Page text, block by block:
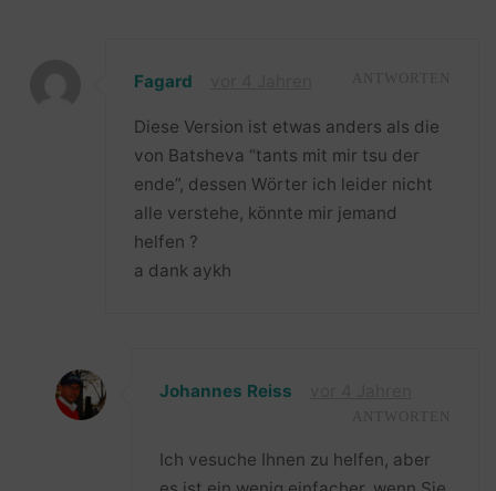
Fagard
Diese Version ist etwas anders als die
von Batsheva “tants mit mir tsu der
ende”, dessen Wörter ich leider nicht
alle verstehe, könnte mir jemand
helfen ?
a dank aykh
Johannes Reiss
Ich vesuche Ihnen zu helfen, aber